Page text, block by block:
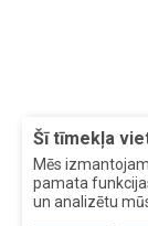
Šī tīmekļa
Mēs
pamata
un analizētu